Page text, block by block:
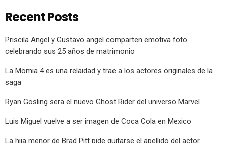
Recent Posts
Priscila Angel y Gustavo angel comparten emotiva foto
celebrando sus 25 años de matrimonio
La Momia 4 es una relaidad y trae a los actores originales de la
saga
Ryan Gosling sera el nuevo Ghost Rider del universo Marvel
Luis Miguel vuelve a ser imagen de Coca Cola en Mexico
La hija menor de Brad Pitt pide quitarse el apellido del actor